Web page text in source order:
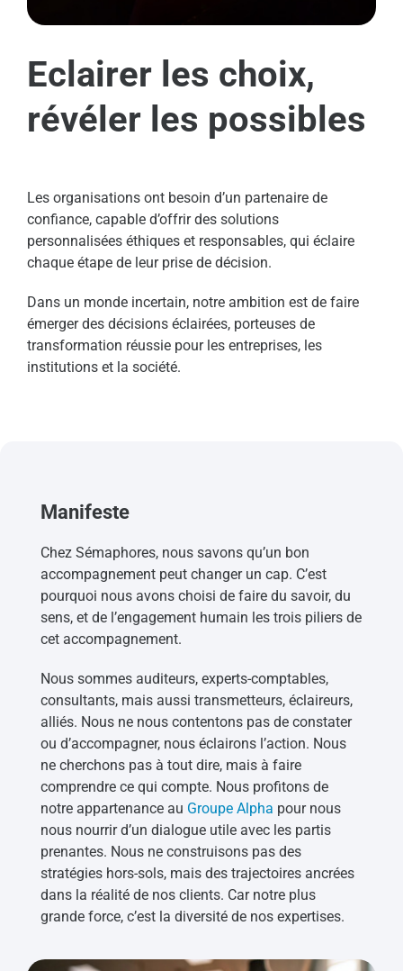
Eclairer les choix,
révéler les possibles
Les organisations ont besoin d’un partenaire de
confiance, capable d’offrir des solutions
personnalisées éthiques et responsables, qui éclaire
chaque étape de leur prise de décision.
Dans un monde incertain, notre ambition est de faire
émerger des décisions éclairées, porteuses de
transformation réussie pour les entreprises, les
institutions et la société.
Manifeste
Chez Sémaphores, nous savons qu’un bon
accompagnement peut changer un cap. C’est
pourquoi nous avons choisi de faire du savoir, du
sens, et de l’engagement humain les trois piliers de
cet accompagnement.
Nous sommes auditeurs, experts-comptables,
consultants, mais aussi transmetteurs, éclaireurs,
alliés. Nous ne nous contentons pas de constater
ou d’accompagner, nous éclairons l’action. Nous
ne cherchons pas à tout dire, mais à faire
comprendre ce qui compte. Nous profitons de
notre appartenance au Groupe Alpha pour nous
nous nourrir d’un dialogue utile avec les partis
prenantes. Nous ne construisons pas des
stratégies hors-sols, mais des trajectoires ancrées
dans la réalité de nos clients. Car notre plus
grande force, c’est la diversité de nos expertises.